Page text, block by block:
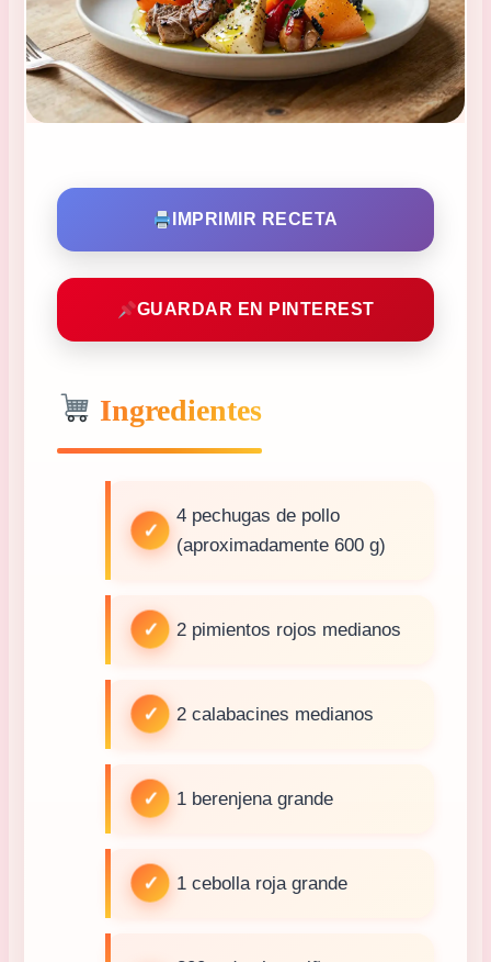
IMPRIMIR RECETA
GUARDAR EN PINTEREST
Ingredientes
4 pechugas de pollo
(aproximadamente 600 g)
2 pimientos rojos medianos
2 calabacines medianos
1 berenjena grande
1 cebolla roja grande